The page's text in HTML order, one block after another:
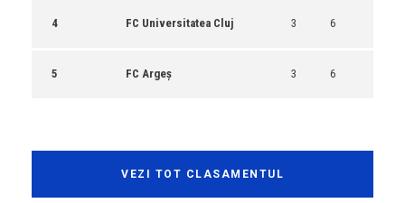
4 FC Universitatea Cluj 3 6
5 FC Argeș 3 6
VEZI TOT CLASAMENTUL